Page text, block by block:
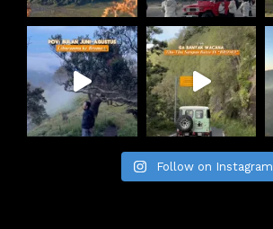
Follow on Instagram